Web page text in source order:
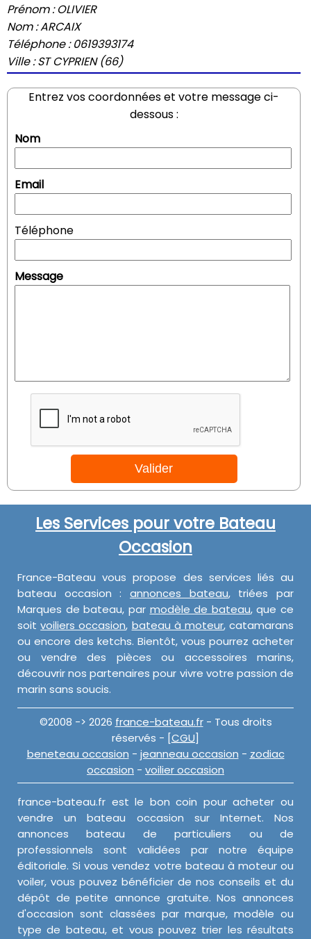
Prénom : OLIVIER
Nom : ARCAIX
Téléphone : 0619393174
Ville : ST CYPRIEN (66)
Entrez vos coordonnées et votre message ci-
dessous :
Nom
Email
Téléphone
Message
Les Services pour votre Bateau
Occasion
France-Bateau vous propose des services liés au
bateau occasion : annonces bateau, triées par
Marques de bateau, par modèle de bateau, que ce
soitvoiliers occasion, bateau à moteur, catamarans
ou encore des ketchs. Bientôt, vous pourrez acheter
ou vendre des pièces ou accessoires marins,
découvrir nos partenaires pour vivre votre passion de
marin sans soucis.
©2008 -> 2026 france-bateau.fr- Tous droits
réservés - [CGU]
beneteau occasion - jeanneau occasion - zodiac
occasion - voilier occasion
france-bateau.fr est le bon coin pour acheter ou
vendre un bateau occasion sur Internet. Nos
annonces bateau de particuliers ou de
professionnels sont validées par notre équipe
éditoriale. Si vous vendez votre bateau à moteur ou
voiler, vous pouvez bénéficier de nos conseils et du
dépôt de petite annonce gratuite. Nos annonces
d'occasion sont classées par marque, modèle ou
type de bateau, et vous pouvez trier les résultats